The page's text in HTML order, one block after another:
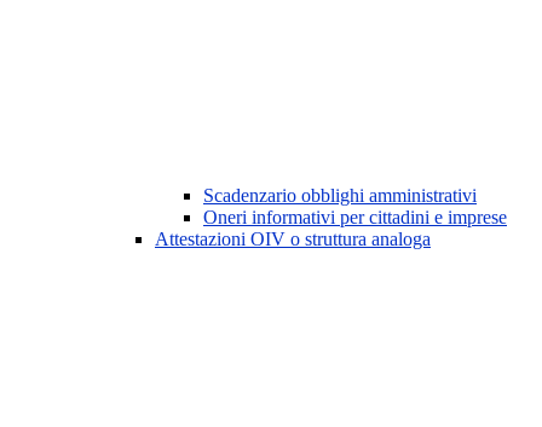
Scadenzario obblighi amministrativi
Oneri informativi per cittadini e imprese
Attestazioni OIV o struttura analoga